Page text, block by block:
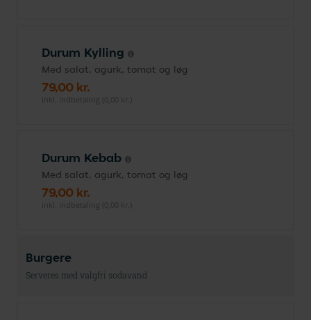
Durum Kylling
Med salat, agurk, tomat og løg
79,00 kr.
inkl. indbetaling (0,00 kr.)
Durum Kebab
Med salat, agurk, tomat og løg
79,00 kr.
inkl. indbetaling (0,00 kr.)
Burgere
Serveres med valgfri sodavand